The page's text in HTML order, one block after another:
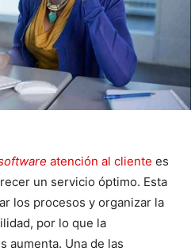
atención al cliente es
un servicio óptimo. Esta
los procesos y organizar la
por lo que la
aumenta. Una de las